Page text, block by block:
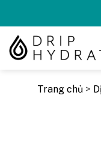
content
Trang chủ >